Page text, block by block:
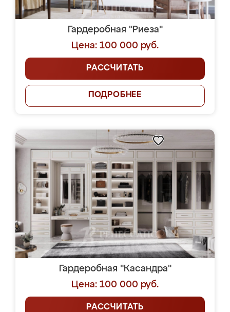
Гардеробная "Риеза"
Цена: 100 000 руб.
РАССЧИТАТЬ
ПОДРОБНЕЕ
Гардеробная "Касандра"
Цена: 100 000 руб.
РАССЧИТАТЬ